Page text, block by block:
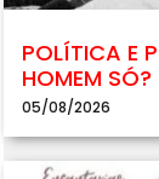
POLÍTICA E
HOMEM SÓ?
05/08/2026